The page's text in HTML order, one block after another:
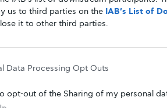
us to third parties on the IAB’s List of
it to other third parties.
Data Processing Opt Outs
opt-out of the Sharing of my personal
να ελέγχονται για διαβήτη
24 εβδομάδες κύησης βοηθά
της με
του αίματος και στη
τις επιπλοκές και